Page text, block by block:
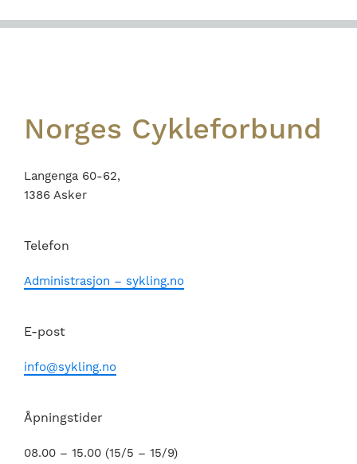
Footer
Norges Cykleforbund
Langenga 60-62,
1386 Asker
Telefon
Administrasjon – sykling.no
E-post
info@sykling.no
Åpningstider
08.00 – 15.00 (15/5 – 15/9)